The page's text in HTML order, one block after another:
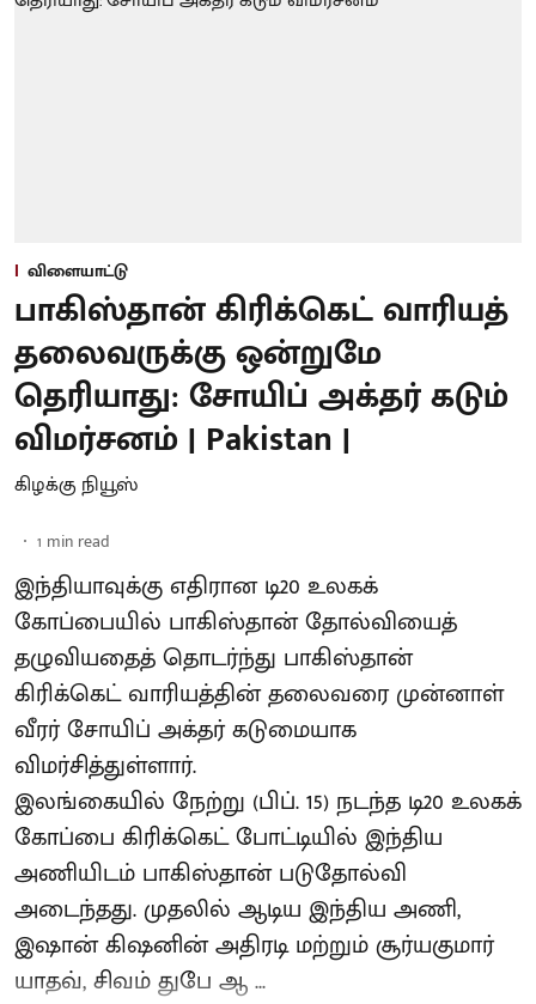
விளையாட்டு
பாகிஸ்தான் கிரிக்கெட் வாரியத்
தலைவருக்கு ஒன்றுமே
தெரியாது: சோயிப் அக்தர் கடும்
விமர்சனம் | Pakistan |
கிழக்கு நியூஸ்
1 min read
இந்தியாவுக்கு எதிரான டி20 உலகக்
கோப்பையில் பாகிஸ்தான் தோல்வியைத்
தழுவியதைத் தொடர்ந்து பாகிஸ்தான்
கிரிக்கெட் வாரியத்தின் தலைவரை முன்னாள்
வீரர் சோயிப் அக்தர் கடுமையாக
விமர்சித்துள்ளார்.
இலங்கையில் நேற்று (பிப். 15) நடந்த டி20 உலகக்
கோப்பை கிரிக்கெட் போட்டியில் இந்திய
அணியிடம் பாகிஸ்தான் படுதோல்வி
அடைந்தது. முதலில் ஆடிய இந்திய அணி,
இஷான் கிஷனின் அதிரடி மற்றும் சூர்யகுமார்
யாதவ், சிவம் துபே ஆ ...